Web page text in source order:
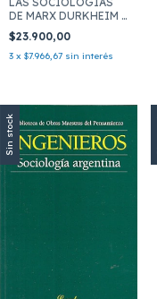
DE MARX DURKHEIM Y
WEBER
$23.900,00
3 x $7.966,67 sin interés
Sin stock